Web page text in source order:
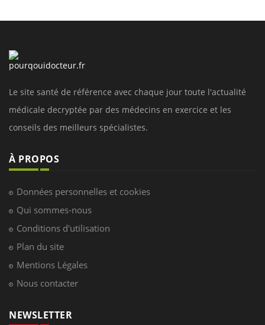
Le site santé de référence avec chaque jour toute l'actualité
médicale decryptée par des médecins en exercice et les
conseils des meilleurs spécialistes.
À PROPOS
Données personnelles et cookies
Qui sommes-nous
Conditions d'utilisation
Plan du site
Mentions Légales
Nous contacter
NEWSLETTER